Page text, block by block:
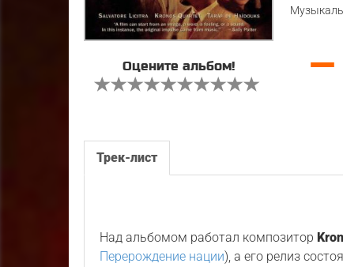
Оцените альбом! —
Трек-лист
Над альбомом работал композитор
Перерождение нации), а его релиз